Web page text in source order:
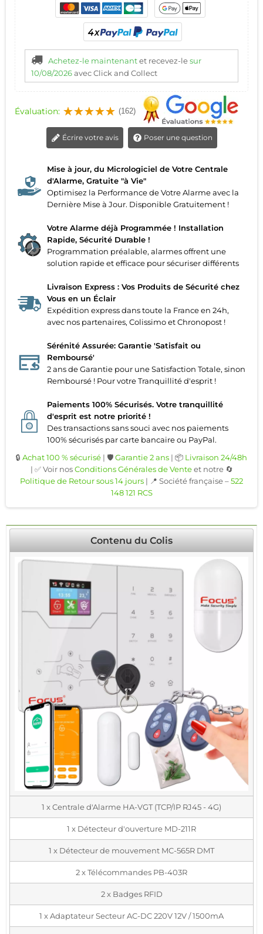
Achetez-le maintenantet recevez-lesur
10/08/2026avec Click and Collect
Évaluation: (162)
Écrire votre avis Poser une question
Mise à jour, du Micrologiciel de Votre Centrale
d'Alarme, Gratuite "à Vie"
Optimisez la Performance de Votre Alarme avec la
Dernière Mise à Jour. Disponible Gratuitement !
Votre Alarme déjà Programmée ! Installation
Rapide, Sécurité Durable !
Programmation préalable, alarmes offrent une
solution rapide et efficace pour sécuriser différents
Livraison Express : Vos Produits de Sécurité chez
Vous en un Éclair
Expédition express dans toute la France en 24h,
avec nos partenaires, Colissimo et Chronopost !
Sérénité Assurée: Garantie 'Satisfait ou
Remboursé'
2 ans de Garantie pour une Satisfaction Totale, sinon
Remboursé ! Pour votre Tranquillité d'esprit !
Paiements 100% Sécurisés. Votre tranquillité
d'esprit est notre priorité !
Des transactions sans souci avec nos paiements
100% sécurisés par carte bancaire ou PayPal.
🔒 Achat 100 % sécurisé | 🛡️Garantie 2 ans | 📦 Livraison 24/48h
| ✅ Voir nosConditions Générales de Venteet notre 🔄
Politique de Retour sous 14 jours | 📍 Société française –522
148 121 RCS
Contenu du Colis
1 x Centrale d'Alarme HA-VGT (TCP/IP RJ45 - 4G)
1 x Détecteur d'ouverture MD-211R
1 x Détecteur de mouvement MC-565R DMT
2 x Télécommandes PB-403R
2 x Badges RFID
1 x Adaptateur Secteur AC-DC 220V 12V / 1500mA